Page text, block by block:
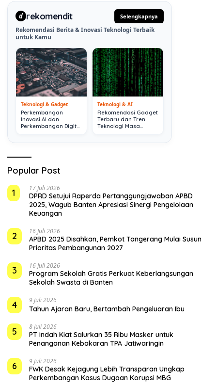
d rekomendit Selengkapnya
Rekomendasi Berita & Inovasi Teknologi Terbaik
untuk Kamu
Teknologi & Gadget
Perkembangan
Inovasi AI dan
Perkembangan Digital
Teknologi & AI
Rekomendasi Gadget
Terbaru dan Tren
Teknologi Masa
Popular Post
1
17 Juli 2026
DPRD Setujui Raperda Pertanggungjawaban APBD
2025, Wagub Banten Apresiasi Sinergi Pengelolaan
Keuangan
2 16 Juli 2026
APBD 2025 Disahkan, Pemkot Tangerang Mulai Susun
Prioritas Pembangunan 2027
3 16 Juli 2026
Program Sekolah Gratis Perkuat Keberlangsungan
Sekolah Swasta di Banten
4 9 Juli 2026
Tahun Ajaran Baru, Bertambah Pengeluaran Ibu
5 8 Juli 2026
PT Indah Kiat Salurkan 35 Ribu Masker untuk
Penanganan Kebakaran TPA Jatiwaringin
6 9 Juli 2026
FWK Desak Kejagung Lebih Transparan Ungkap
Perkembangan Kasus Dugaan Korupsi MBG